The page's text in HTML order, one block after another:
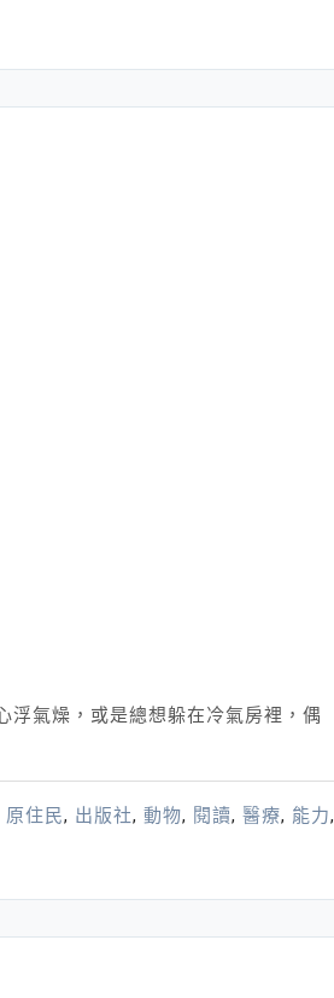
浮氣燥，或是總想躲在冷氣房裡，偶
原住民, 出版社, 動物, 閱讀, 醫療, 能力,